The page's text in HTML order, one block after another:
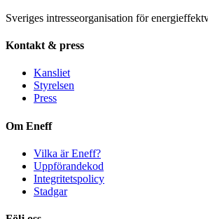
Sveriges intresseorganisation för
Kontakt & press
Kansliet
Styrelsen
Press
Om Eneff
Vilka är Eneff?
Uppförandekod
Integritetspolicy
Stadgar